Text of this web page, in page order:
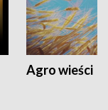
Agro wieści